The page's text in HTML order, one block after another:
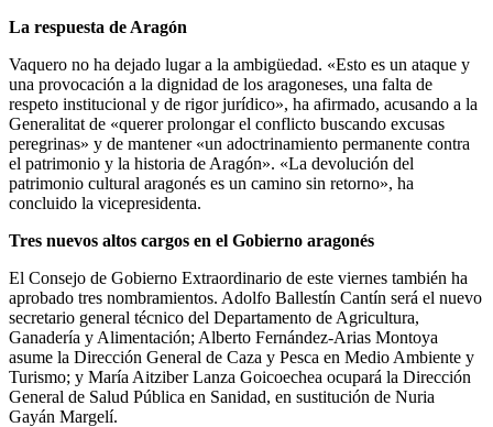
La respuesta de Aragón
Vaquero no ha dejado lugar a la ambigüedad. «Esto es un ataque y
una provocación a la dignidad de los aragoneses, una falta de
respeto institucional y de rigor jurídico», ha afirmado, acusando a la
Generalitat de «querer prolongar el conflicto buscando excusas
peregrinas» y de mantener «un adoctrinamiento permanente contra
el patrimonio y la historia de Aragón». «La devolución del
patrimonio cultural aragonés es un camino sin retorno», ha
concluido la vicepresidenta.
Tres nuevos altos cargos en el Gobierno aragonés
El Consejo de Gobierno Extraordinario de este viernes también ha
aprobado tres nombramientos. Adolfo Ballestín Cantín será el nuevo
secretario general técnico del Departamento de Agricultura,
Ganadería y Alimentación; Alberto Fernández-Arias Montoya
asume la Dirección General de Caza y Pesca en Medio Ambiente y
Turismo; y María Aitziber Lanza Goicoechea ocupará la Dirección
General de Salud Pública en Sanidad, en sustitución de Nuria
Gayán Margelí.